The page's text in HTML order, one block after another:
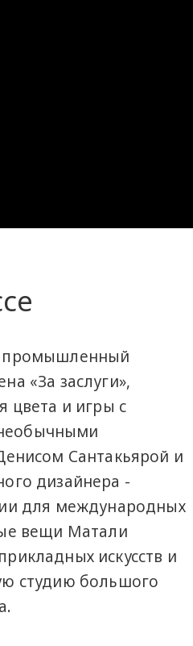
промышленный
«За заслуги»,
цвета и игры с
Сантакьярой и
дизайнера -
для международных
вещи Матали
искусств и
студию большого